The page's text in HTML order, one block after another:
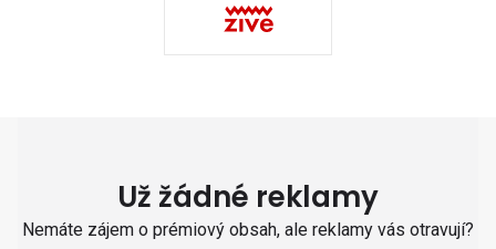
Už žádné reklamy
Nemáte zájem o prémiový obsah, ale reklamy vás otravují?